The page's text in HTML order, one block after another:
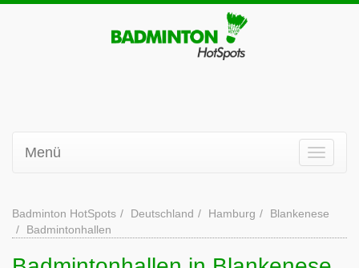
Menü
Badminton HotSpots Deutschland Hamburg
Blankenese
Badmintonhallen